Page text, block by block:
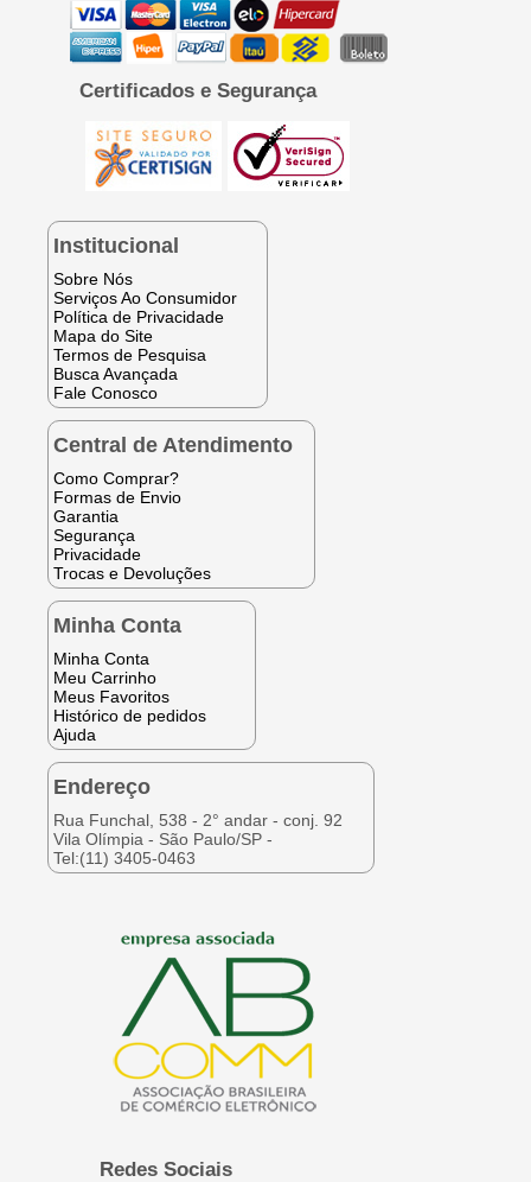
Certificados e Segurança
Institucional
Sobre Nós
Serviços Ao Consumidor
Política de Privacidade
Mapa do Site
Termos de Pesquisa
Busca Avançada
Fale Conosco
Central de Atendimento
Como Comprar?
Formas de Envio
Garantia
Segurança
Privacidade
Trocas e Devoluções
Minha Conta
Minha Conta
Meu Carrinho
Meus Favoritos
Histórico de pedidos
Ajuda
Endereço
Rua Funchal, 538 - 2° andar - conj. 92
Vila Olímpia - São Paulo/SP -
Tel:(11) 3405-0463
Redes Sociais